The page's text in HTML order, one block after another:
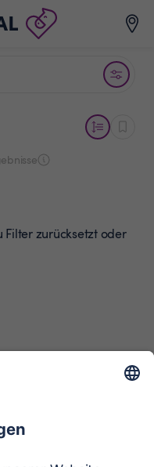
Filter zurücksetzt oder